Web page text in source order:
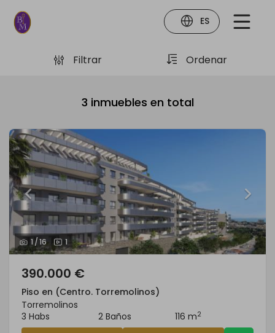
ES
Filtrar Ordenar
3 inmuebles en total
1 /16 1
390.000 €
Piso en (Centro. Torremolinos)
Torremolinos
3 Habs
2 Baños 116 m2